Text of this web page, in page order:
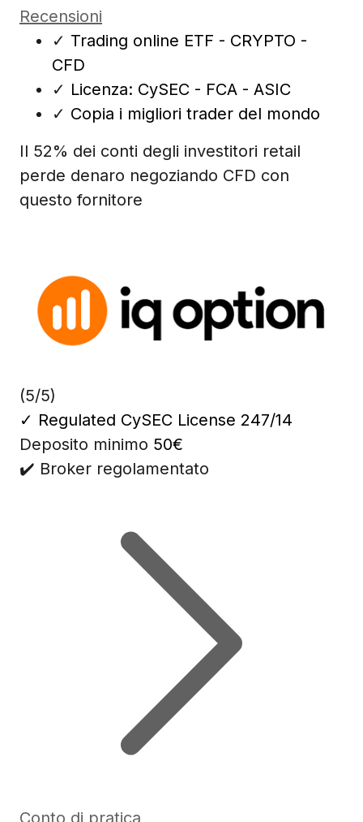
Recensioni
✓ Trading online ETF - CRYPTO -
CFD
✓ Licenza: CySEC - FCA - ASIC
✓ Copia i migliori trader del mondo
Il 52% dei conti degli investitori retail
perde denaro negoziando CFD con
questo fornitore
(5/5)
✓ Regulated CySEC License 247/14
Deposito minimo 50€
✔️ Broker regolamentato